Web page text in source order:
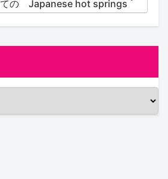
ての Japanese hot springs